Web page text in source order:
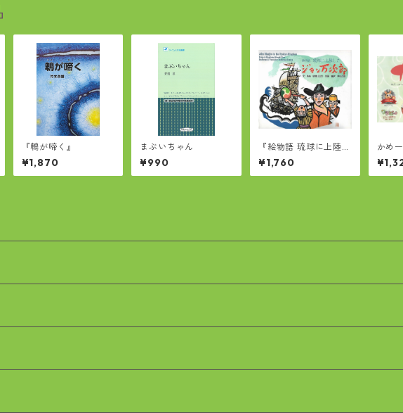
『鵯が啼く』
¥1,870
まぶいちゃん
¥990
『絵物語 琉球に上陸し
たジョン万次郎』
¥1,760
かめ
おば